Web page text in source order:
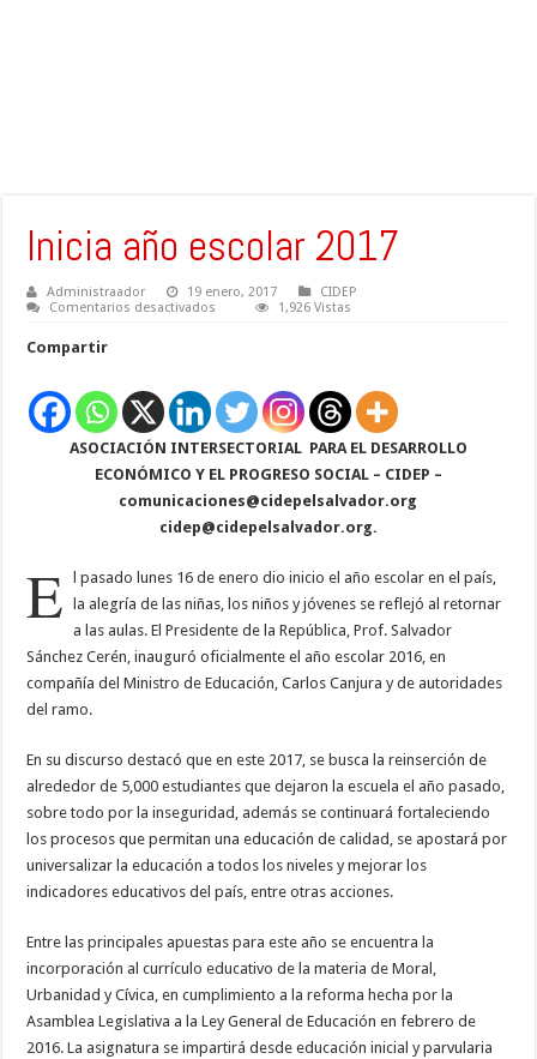
Inicia año escolar 2017
Administraador 19 enero, 2017
CIDEP
Comentarios desactivados
1,926 Vistas
Compartir
ASOCIACIÓN INTERSECTORIAL PARA EL DESARROLLO
ECONÓMICO Y EL PROGRESO SOCIAL – CIDEP –
comunicaciones@cidepelsalvador.org
cidep@cidepelsalvador.org.
E
l pasado lunes 16 de enero dio inicio el año escolar en el país,
la alegría de las niñas, los niños y jóvenes se reflejó al retornar
a las aulas. El Presidente de la República, Prof. Salvador
Sánchez Cerén, inauguró oficialmente el año escolar 2016, en
compañía del Ministro de Educación, Carlos Canjura y de autoridades
del ramo.
En su discurso destacó que en este 2017, se busca la reinserción de
alrededor de 5,000 estudiantes que dejaron la escuela el año pasado,
sobre todo por la inseguridad, además se continuará fortaleciendo
los procesos que permitan una educación de calidad, se apostará por
universalizar la educación a todos los niveles y mejorar los
indicadores educativos del país, entre otras acciones.
Entre las principales apuestas para este año se encuentra la
incorporación al currículo educativo de la materia de Moral,
Urbanidad y Cívica, en cumplimiento a la reforma hecha por la
Asamblea Legislativa a la Ley General de Educación en febrero de
2016. La asignatura se impartirá desde educación inicial y parvularia